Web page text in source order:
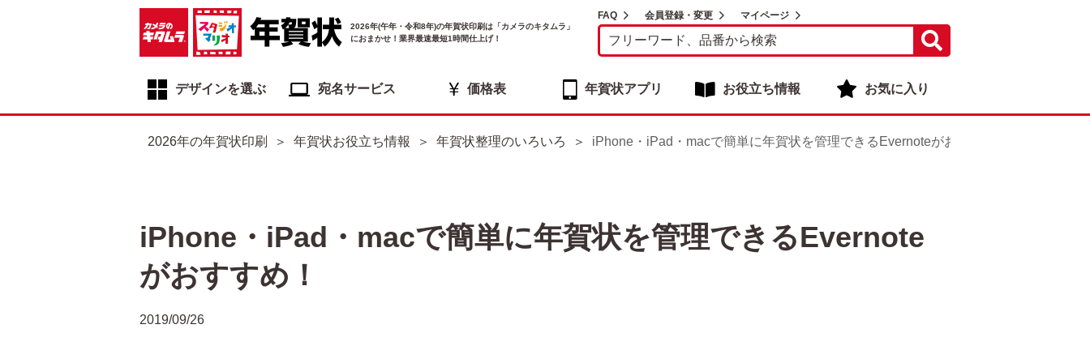
2026年(午年・令和8年)の年賀状印刷は「カメラのキタムラ」
におまかせ！業界最速最短1時間仕上げ！
FAQ 会員登録・変更 マイページ
デザインを選ぶ 宛名サービス 価格表 年賀状アプリ お役立ち情報 お気に入り
フジカラー年賀状
自分でデザインする年賀状
喪中はがき
2026年の年賀状印刷 年賀状お役立ち情報 年賀状整理のいろいろ iPhone・iPad・macで簡単に年賀状を管理できるEvernoteがおすすめ！
iPhone・iPad・macで簡単に年賀状を管理できるEvernote
がおすすめ！
2019/09/26